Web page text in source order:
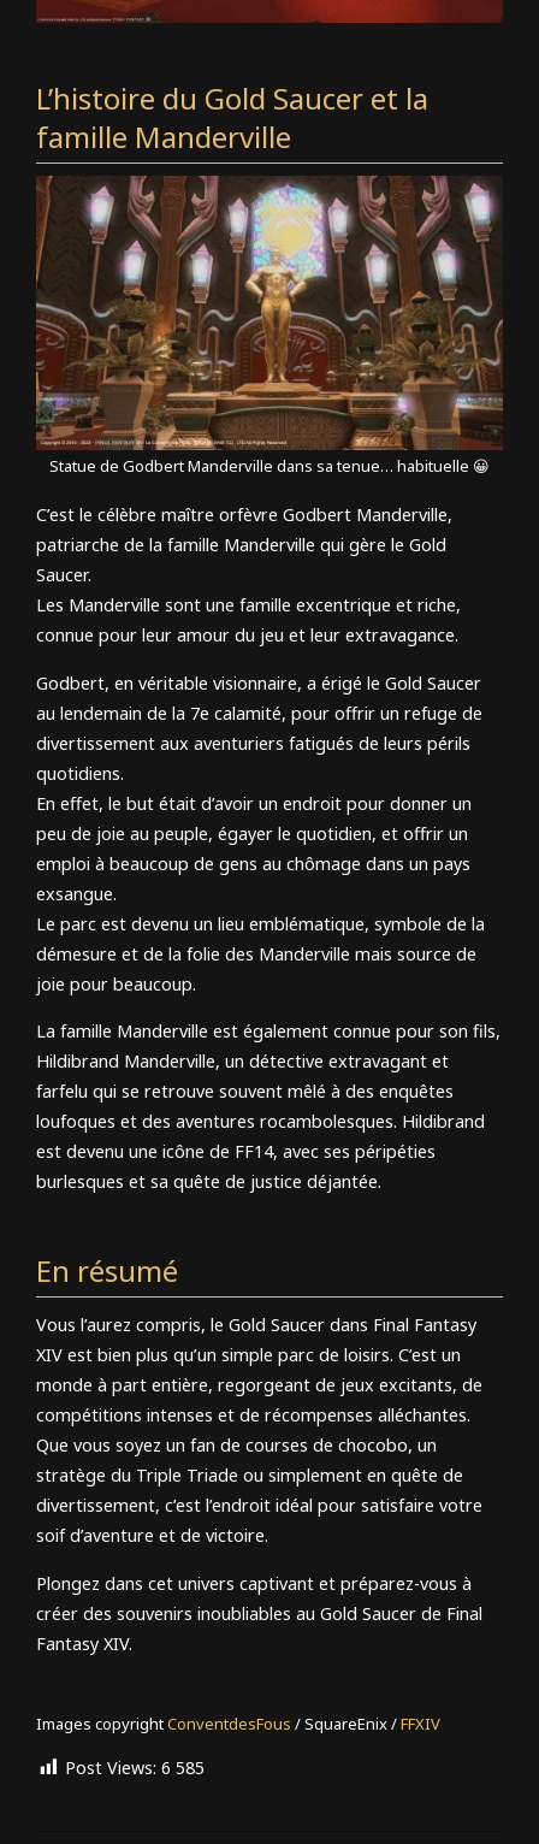
L’histoire du Gold Saucer et la
famille Manderville
Statue de Godbert Manderville dans sa tenue… habituelle 😀
C’est le célèbre maître orfèvre Godbert Manderville,
patriarche de la famille Manderville qui gère le Gold
Saucer.
Les Manderville sont une famille excentrique et riche,
connue pour leur amour du jeu et leur extravagance.
Godbert, en véritable visionnaire, a érigé le Gold Saucer
au lendemain de la 7e calamité, pour offrir un refuge de
divertissement aux aventuriers fatigués de leurs périls
quotidiens.
En effet, le but était d’avoir un endroit pour donner un
peu de joie au peuple, égayer le quotidien, et offrir un
emploi à beaucoup de gens au chômage dans un pays
exsangue.
Le parc est devenu un lieu emblématique, symbole de la
démesure et de la folie des Manderville mais source de
joie pour beaucoup.
La famille Manderville est également connue pour son fils,
Hildibrand Manderville, un détective extravagant et
farfelu qui se retrouve souvent mêlé à des enquêtes
loufoques et des aventures rocambolesques. Hildibrand
est devenu une icône de FF14, avec ses péripéties
burlesques et sa quête de justice déjantée.
En résumé
Vous l’aurez compris, le Gold Saucer dans Final Fantasy
XIV est bien plus qu’un simple parc de loisirs. C’est un
monde à part entière, regorgeant de jeux excitants, de
compétitions intenses et de récompenses alléchantes.
Que vous soyez un fan de courses de chocobo, un
stratège du Triple Triade ou simplement en quête de
divertissement, c’est l’endroit idéal pour satisfaire votre
soif d’aventure et de victoire.
Plongez dans cet univers captivant et préparez-vous à
créer des souvenirs inoubliables au Gold Saucer de Final
Fantasy XIV.
Images copyrightConventdesFous / SquareEnix /FFXIV
Post Views: 6 585